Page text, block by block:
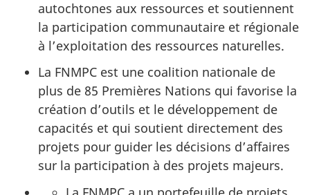
autochtones aux ressources et soutiennent
la participation communautaire et régionale
à l’exploitation des ressources naturelles.
La FNMPC est une coalition nationale de
plus de 85 Premières Nations qui favorise la
création d’outils et le développement de
capacités et qui soutient directement des
projets pour guider les décisions d’affaires
sur la participation à des projets majeurs.